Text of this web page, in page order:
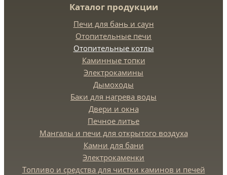
Каталог продукции
Печи для бань и саун
Отопительные печи
Отопительные котлы
Каминные топки
Электрокамины
Дымоходы
Баки для нагрева воды
Двери и окна
Печное литье
Мангалы и печи для открытого воздуха
Камни для бани
Электрокаменки
Топливо и средства для чистки каминов и печей